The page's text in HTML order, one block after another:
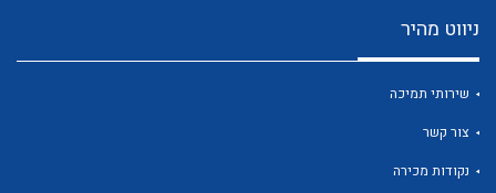
ניווט מהיר
שירותי תמיכה
צור קשר
נקודות מכירה